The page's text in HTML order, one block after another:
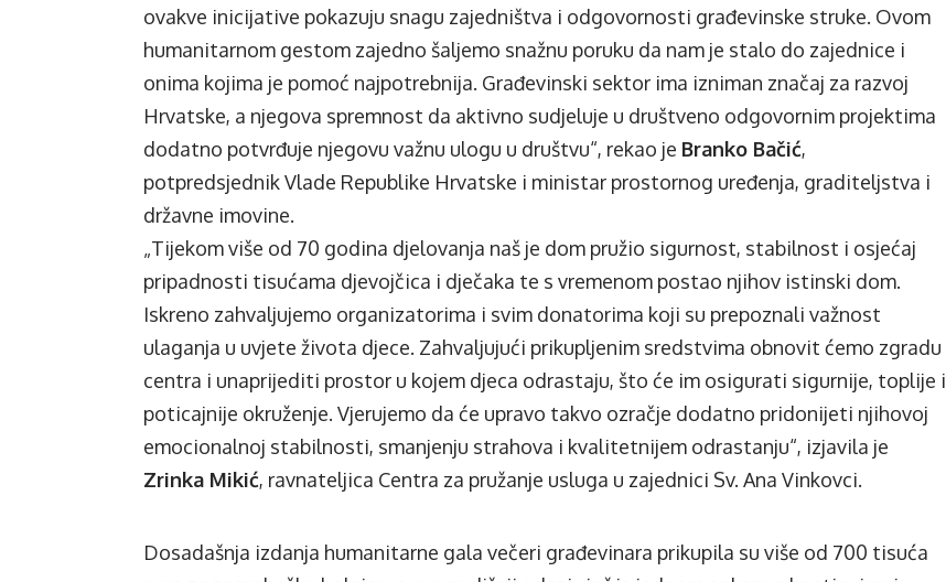
ovakve inicijative pokazuju snagu zajedništva i odgovornosti građevinske struke. Ovom
humanitarnom gestom zajedno šaljemo snažnu poruku da nam je stalo do zajednice i
onima kojima je pomoć najpotrebnija. Građevinski sektor ima izniman značaj za razvoj
Hrvatske, a njegova spremnost da aktivno sudjeluje u društveno odgovornim projektima
dodatno potvrđuje njegovu važnu ulogu u društvu“, rekao je Branko Bačić,
potpredsjednik Vlade Republike Hrvatske i ministar prostornog uređenja, graditeljstva i
državne imovine.
„Tijekom više od 70 godina djelovanja naš je dom pružio sigurnost, stabilnost i osjećaj
pripadnosti tisućama djevojčica i dječaka te s vremenom postao njihov istinski dom.
Iskreno zahvaljujemo organizatorima i svim donatorima koji su prepoznali važnost
ulaganja u uvjete života djece. Zahvaljujući prikupljenim sredstvima obnovit ćemo zgradu
centra i unaprijediti prostor u kojem djeca odrastaju, što će im osigurati sigurnije, toplije i
poticajnije okruženje. Vjerujemo da će upravo takvo ozračje dodatno pridonijeti njihovoj
emocionalnoj stabilnosti, smanjenju strahova i kvalitetnijem odrastanju“, izjavila je
Zrinka Mikić, ravnateljica Centra za pružanje usluga u zajednici Sv. Ana Vinkovci.
Dosadašnja izdanja humanitarne gala večeri građevinara prikupila su više od 700 tisuća